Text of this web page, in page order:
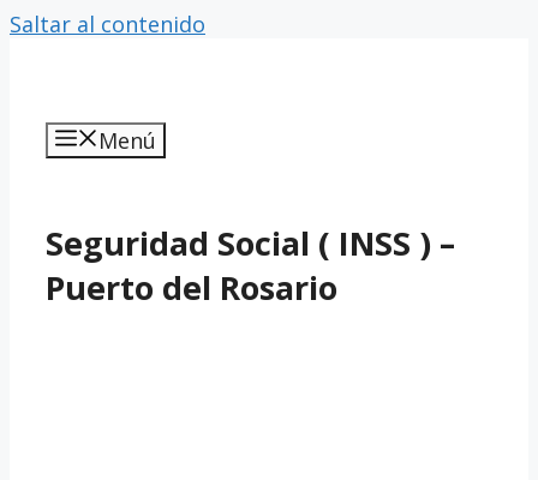
Saltar al contenido
Menú
Seguridad Social ( INSS ) –
Puerto del Rosario